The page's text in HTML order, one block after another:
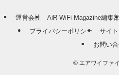
運営会社 AiR-WiFi Magazine編集
プライバシーポリシー
サイ
お問い
©エアワイファ